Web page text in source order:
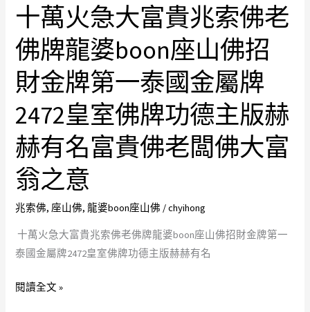
在
為
的
一
切
助
緣
法
大
將
一
法
十萬火急大富貴兆索佛老
佛牌龍婆boon座山佛招
財金牌第一泰國金屬牌
2472皇室佛牌功德主版赫
赫有名富貴佛老闆佛大富
翁之意
兆索佛,座山佛,龍婆boon座山佛 /chyihong
十萬火急大富貴兆索佛老佛牌龍婆boon座山佛招財金牌第一
泰國金屬牌2472皇室佛牌功德主版赫赫有名
火
大
貴
兆
索
佛
佛
牌
龍
boon
閱讀全文 »